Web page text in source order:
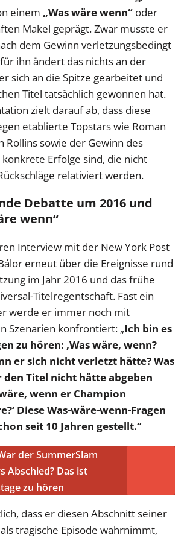
einem „Was wäre wenn“ oder
Makel geprägt. Zwar musste er
dem Gewinn verletzungsbedingt
ihn ändert das nichts an der
sich an die Spitze gearbeitet und
Titel tatsächlich gewonnen hat.
zielt darauf ab, dass diese
etablierte Topstars wie Roman
Rollins sowie der Gewinn des
konkrete Erfolge sind, die nicht
relativiert werden.
Debatte um 2016 und
wenn“
Interview mit der New York Post
erneut über die Ereignisse rund
im Jahr 2016 und das frühe
Titelregentschaft. Fast ein
werde er immer noch mit
Szenarien konfrontiert: „Ich bin es
zu hören: ‚Was wäre, wenn?
er sich nicht verletzt hätte? Was
den Titel nicht hätte abgeben
wenn er Champion
Diese Was-wäre-wenn-Fragen
seit 10 Jahren gestellt.“
der SummerSlam
Abschied? Das ist
zu hören
dass er diesen Abschnitt seiner
tragische Episode wahrnimmt,